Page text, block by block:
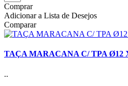
Comprar
Adicionar a Lista de Desejos
Comparar
TAÇA MARACANA C/ TPA Ø12
..